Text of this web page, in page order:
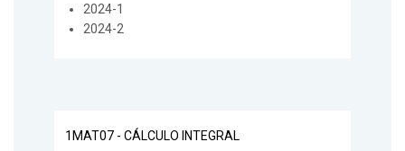
2024-1
2024-2
1MAT07 - CÁLCULO INTEGRAL